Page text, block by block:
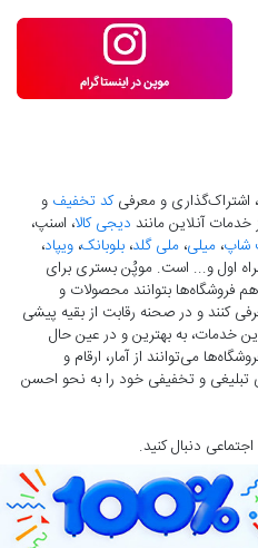
اشتراک‌گذاری و معرفیکد تخفیف و
آنلاین مانند دیجی کالا، اسنپ،
شاپ، میلی، ملی گلد، بلوبانک، ویپاد،
اول و... است. موپُن بستری برای
فروشگاه‌ها بتوانند محصولات و
کنند و در صحنه رقابت از بقیه پیشی
این خدمات، به بهترین و در عین حال
می‌توانند از آمار، ارقام و
تبلیغی و تخفیفی خود را به نحو احسن
دنبال کنید.
موپُن محفوظ است.